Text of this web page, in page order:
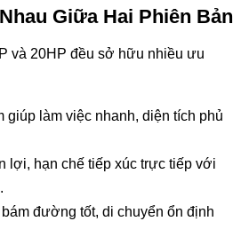
Giữa Hai Phiên Bản
và 20HP đều sở hữu nhiều ưu
giúp làm việc nhanh, diện tích phủ
lợi, hạn chế tiếp xúc trực tiếp với
đường tốt, di chuyển ổn định